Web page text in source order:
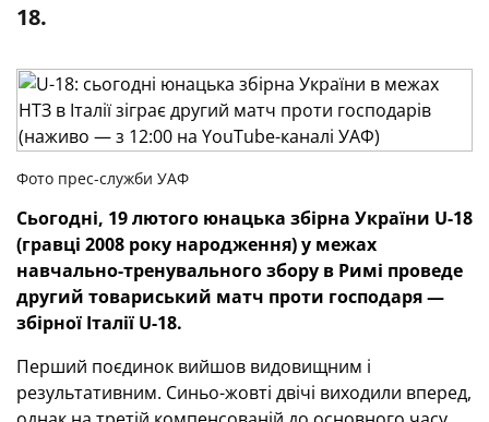
18.
Фото прес-служби УАФ
Сьогодні, 19 лютого юнацька збірна України U-18
(гравці 2008 року народження) у межах
навчально-тренувального збору в Римі проведе
другий товариський матч проти господаря —
збірної Італії U-18.
Перший поєдинок вийшов видовищним і
результативним. Синьо-жовті двічі виходили вперед,